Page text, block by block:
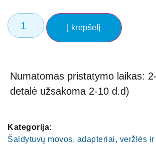
Į krepšelį
Numatomas pristatymo laikas:
detalė užsakoma 2-10 d.d)
Kategorija:
Šaldytuvų movos, adapteriai, veržlės